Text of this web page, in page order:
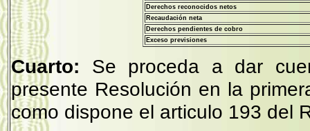
Derechos reconocidos netos
Recaudación neta
Derechos pendientes de cobro
Exceso previsiones
Cuarto: Se proceda a dar
presente Resolución en la
como dispone el articulo 193 del